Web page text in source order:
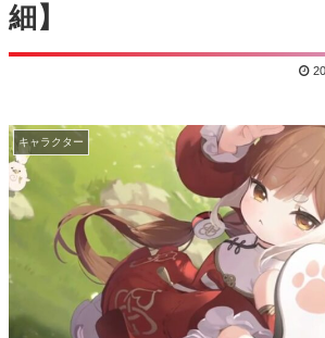
ア」の声優は丸岡和佳奈さん！！
【アズプロまとめ】キャラクタ
優は宮下早紀さん！！
【アズプロ】公式CBTレポート
たキャラやキボは？
細】
キャラクター